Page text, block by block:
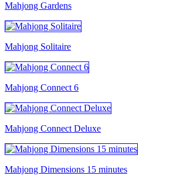
Mahjong Gardens
Mahjong Solitaire
Mahjong Connect 6
Mahjong Connect Deluxe
Mahjong Dimensions 15 minutes